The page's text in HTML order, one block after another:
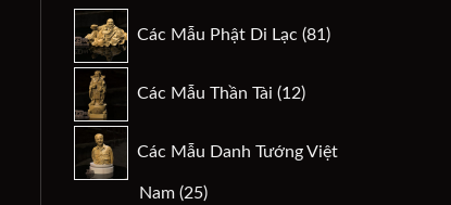
phẩm
Các Mẫu Phật Di Lạc 81
sản
Các Mẫu Thần Tài
12
sản
Các Mẫu Danh Tướng Việt
Nam 2525